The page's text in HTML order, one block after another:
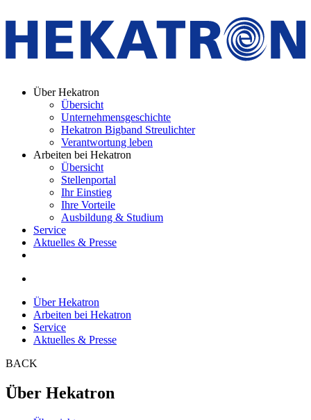
Über Hekatron
Übersicht
Unternehmensgeschichte
Hekatron Bigband Streulichter
Verantwortung leben
Arbeiten bei Hekatron
Übersicht
Stellenportal
Ihr Einstieg
Ihre Vorteile
Ausbildung & Studium
Service
Aktuelles & Presse
Über Hekatron
Arbeiten bei Hekatron
Service
Aktuelles & Presse
BACK
Über Hekatron